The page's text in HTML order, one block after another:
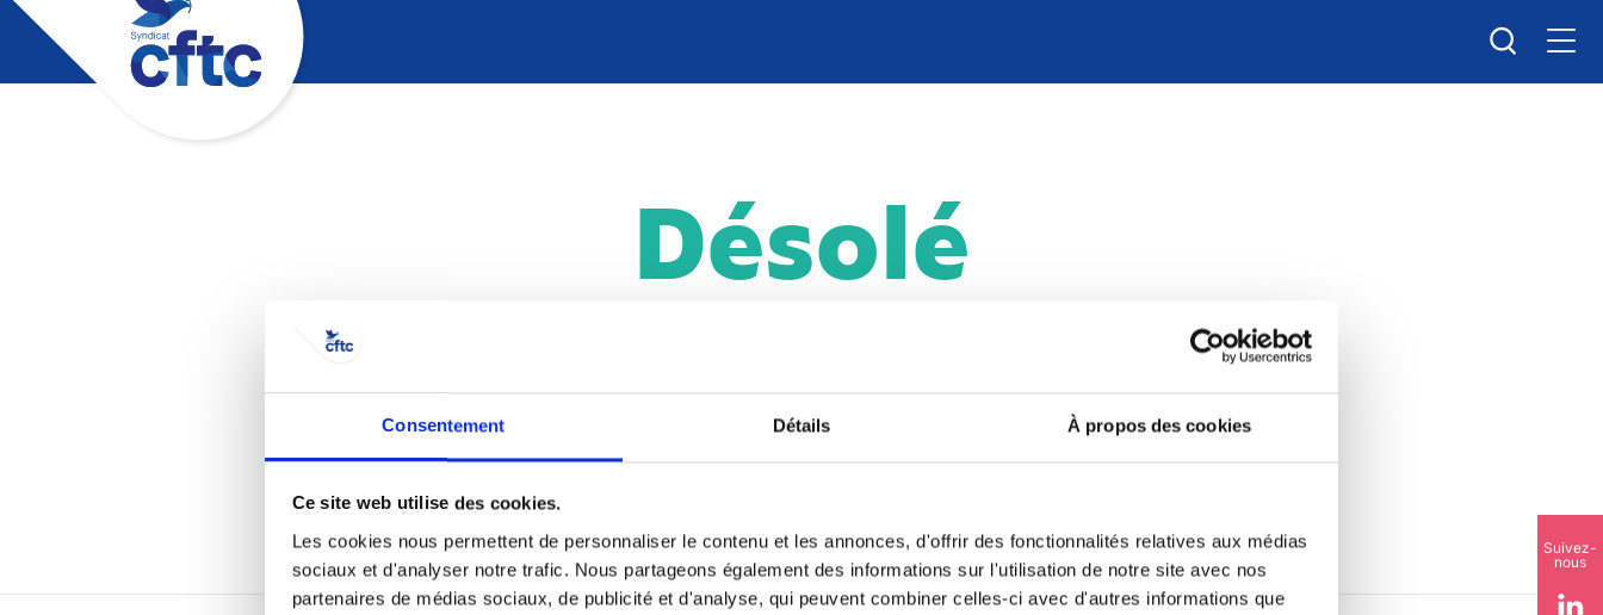
Consentement Détails À propos des cookies
Ce site web utilise des cookies.
Les cookies nous permettent de personnaliser le contenu et les annonces, d'offrir des fonctionnalités relatives aux médias
sociaux et d'analyser notre trafic. Nous partageons également des informations sur l'utilisation de notre site avec nos
partenaires de médias sociaux, de publicité et d'analyse, qui peuvent combiner celles-ci avec d'autres informations que
Recherche
Suivez-
nous
Désolé
SE CONNECTER